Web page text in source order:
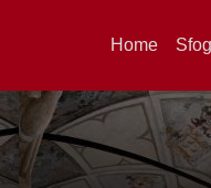
Home